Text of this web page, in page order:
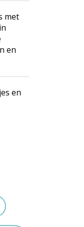
met
en
en